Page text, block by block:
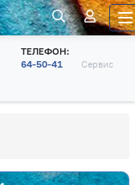
ТЕЛЕФОН:
64-50-41
Сервис